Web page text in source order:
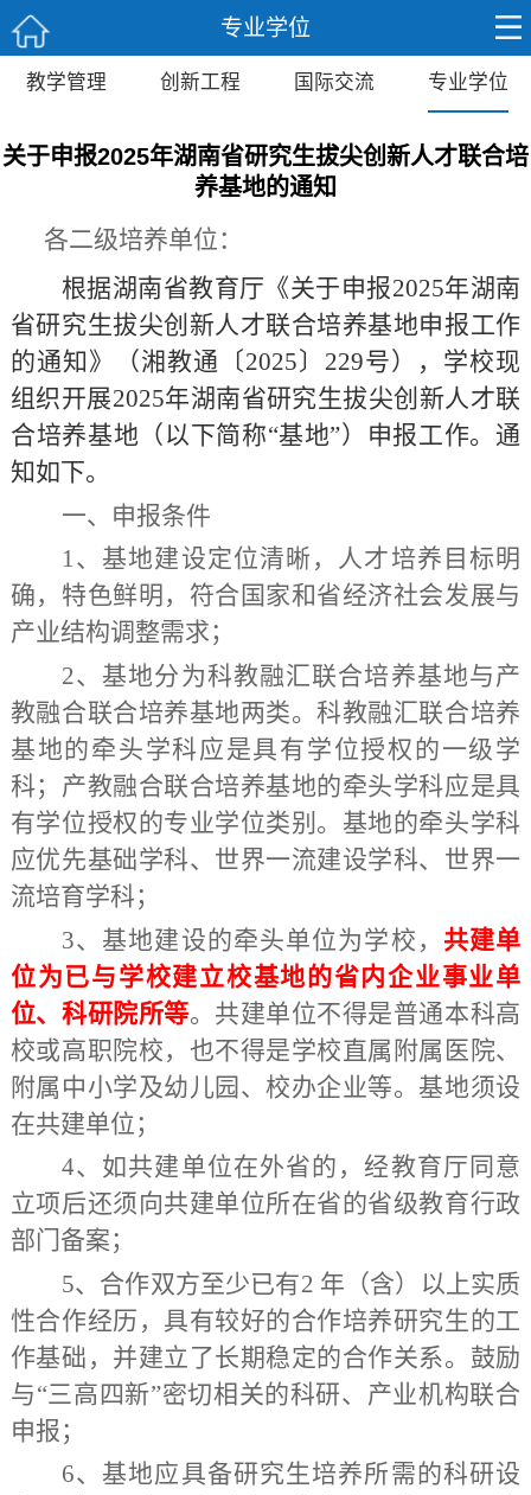
专业学位
教学管理 创新工程 国际交流 专业学位
关于申报2025年湖南省研究生拔尖创新人才联合培
养基地的通知
各二级培养单位：
根据湖南省教育厅《关于申报2025年湖南
省研究生拔尖创新人才联合培养基地申报工作
的通知》（湘教通〔2025〕 229号），学校现
组织开展2025年湖南省研究生拔尖创新人才联
合培养基地（以下简称“基地”）申报工作。通
知如下。
一、申报条件
1、 基地建设定位清晰，人才培养目标明
确，特色鲜明，符合国家和省经济社会发展与
产业结构调整需求；
2、 基地分为科教融汇联合培养基地与产
教融合联合培养基地两类。科教融汇联合培养
基地的牵头学科应是具有学位授权的一级学
科；产教融合联合培养基地的牵头学科应是具
有学位授权的专业学位类别。基地的牵头学科
应优先基础学科、世界一流建设学科、世界一
流培育学科；
3、 基地建设的牵头单位为学校 ， 共建单
位为已与学校建立校基地的省内企业事业单
位、科研院所等。共建单位不得是普通本科高
校或高职院校，也不得是学校直属附属医院、
附属中小学及幼儿园、校办企业等。基地须设
在共建单位；
4、 如共建单位在外省的，经教育厅同意
立项后还须向共建单位所在省的省级教育行政
部门备案；
5、 合作双方至少已有2 年（含）以上实质
性合作经历，具有较好的合作培养研究生的工
作基础，并建立了长期稳定的合作关系。鼓励
与“三高四新”密切相关的科研、产业机构联合
申报；
6、 基地应具备研究生培养所需的科研设